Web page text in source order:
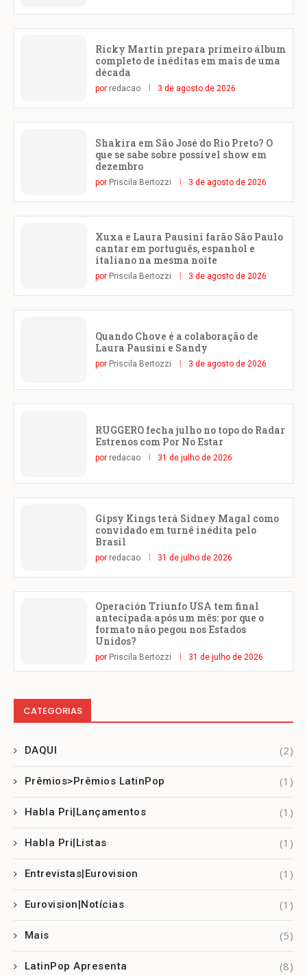
Ricky Martin prepara primeiro álbum
completo de inéditas em mais de uma
década
por redacao 3 de agosto de 2026
Shakira em São José do Rio Preto? O
que se sabe sobre possível show em
dezembro
por Priscila Bertozzi 3 de agosto de 2026
Xuxa e Laura Pausini farão São Paulo
cantar em português, espanhol e
italiano na mesma noite
por Priscila Bertozzi 3 de agosto de 2026
Quando Chove é a colaboração de
Laura Pausini e Sandy
por Priscila Bertozzi 3 de agosto de 2026
RUGGERO fecha julho no topo do Radar
Estrenos com Por No Estar
por redacao 31 de julho de 2026
Gipsy Kings terá Sidney Magal como
convidado em turnê inédita pelo
Brasil
por redacao 31 de julho de 2026
Operación Triunfo USA tem final
antecipada após um mês: por que o
formato não pegou nos Estados
Unidos?
por Priscila Bertozzi 31 de julho de 2026
CATEGORIAS
DAQUI (2)
Prêmios>Prêmios LatinPop (1)
Habla Pri|Lançamentos (1)
Habla Pri|Listas (1)
Entrevistas|Eurovision (1)
Eurovision|Notícias (1)
Mais (5)
LatinPop Apresenta (8)